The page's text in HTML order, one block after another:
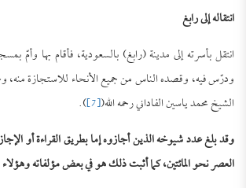
انتقاله إلى رابغ
انتقل بأسرته إلى مدينة (رابغ) بالسعودية، فأقام بها وأمّ
ودرّس فيه، وقصده الناس من جميع الأنحاء للاستجازة منه،
الشيخ محمد ياسين الفاداني رحمه الله([7]
).
وقد بلغ عدد شيوخه الذين أجازوه إما بطريق القراءة أو
العصر نحو المائتين، كما أثبت ذلك هو في بعض مؤلفاته